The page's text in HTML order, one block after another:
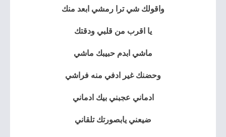
واقولك شي ترا رمشي ابعد منك
يا اقرب من قلبي ودقتك
ماشي ابدم حبيبك ماشي
وحضنك غير ادفي منه فراشي
ادماني عجبني بيك ادماني
ضيعني يابصورتك تلقاني